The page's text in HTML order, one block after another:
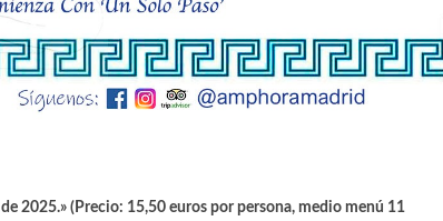
de 2025.» (Precio: 15,50 euros por persona, medio menú 11